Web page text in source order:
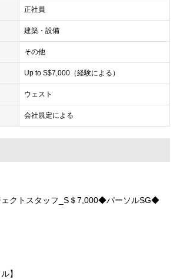
正社員
建築・設備
その他
Up to S$7,000（経験による）
ウェスト
会社規定による
ェクトスタッフ_S＄7,000◆パーソルSG◆
】